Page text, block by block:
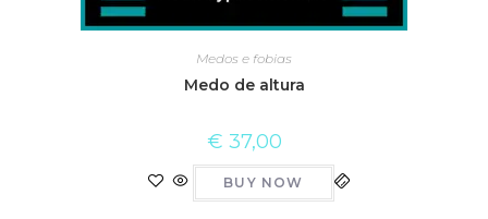
Medos e fobias
Medo de altura
€ 37,00
BUY NOW